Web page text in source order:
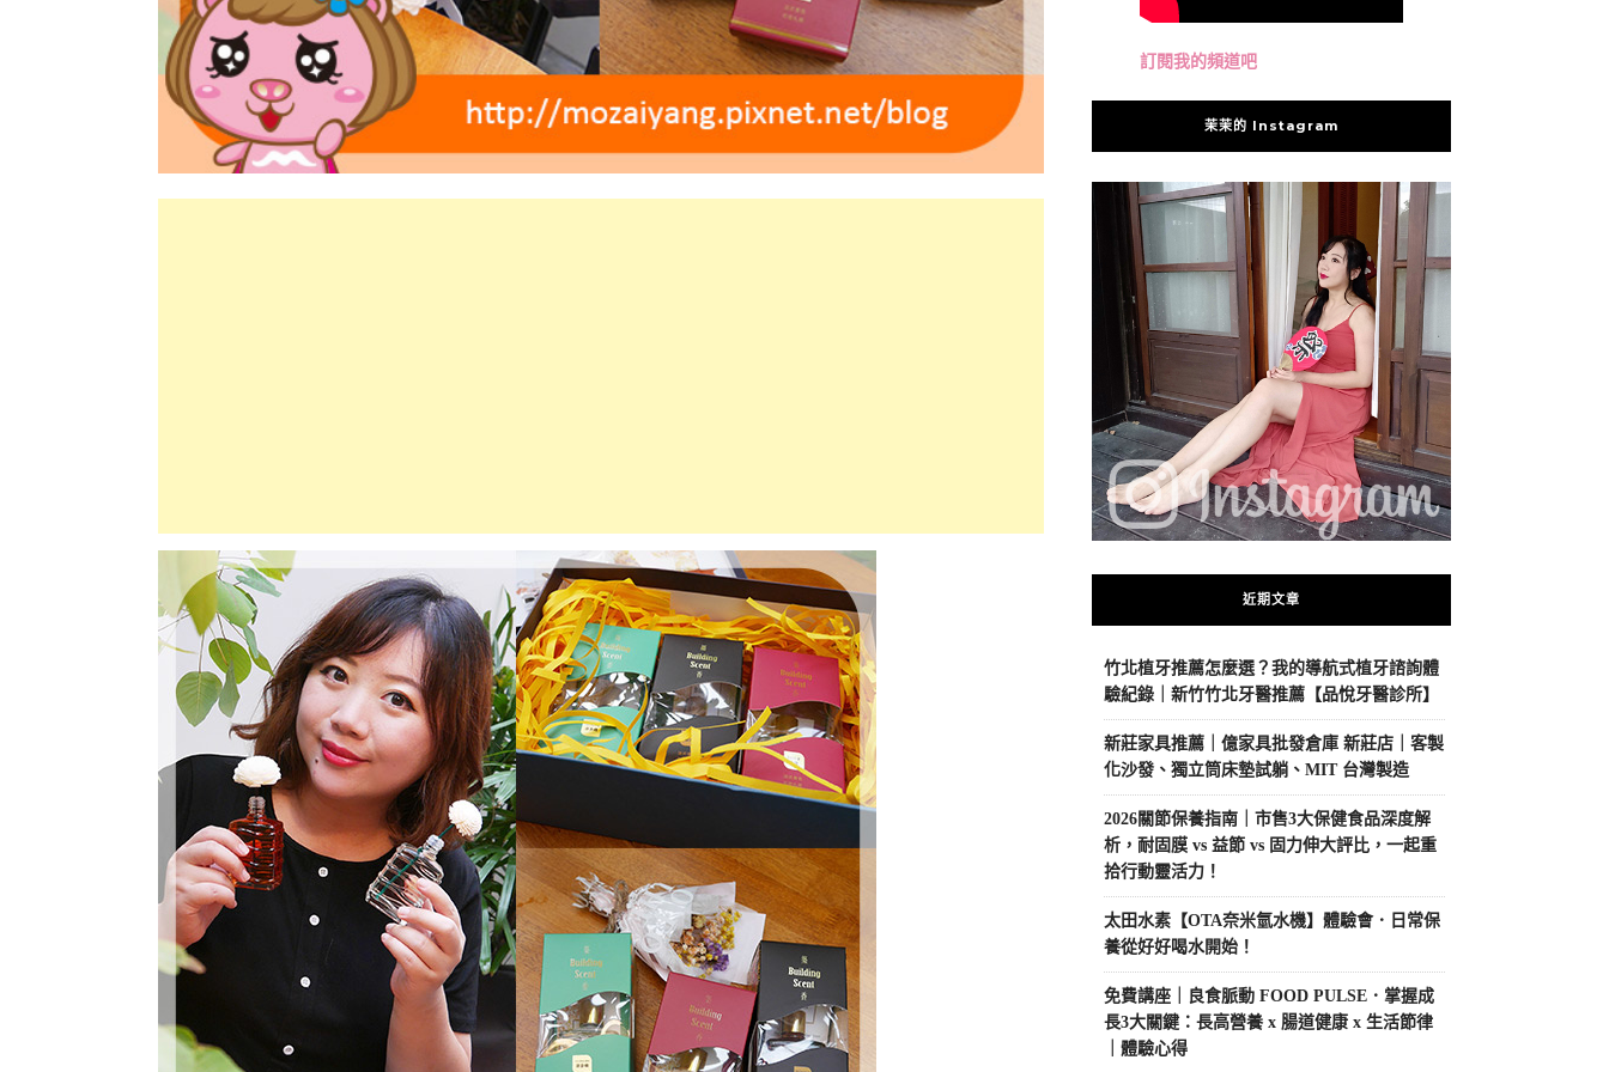
訂閱我的頻道吧
茉茉的 Instagram
近期文章
竹北植牙推薦怎麼選？我的導航式植牙諮詢體
驗紀錄｜新竹竹北牙醫推薦【品悅牙醫診所】
新莊家具推薦｜億家具批發倉庫 新莊店｜客製
化沙發、獨立筒床墊試躺、MIT 台灣製造
2026關節保養指南｜市售3大保健食品深度解
析，耐固膜 vs 益節 vs 固力伸大評比，一起重
拾行動靈活力！
太田水素【OTA奈米氫水機】體驗會．日常保
養從好好喝水開始！
免費講座｜良食脈動 FOOD PULSE．掌握成
長3大關鍵：長高營養 x 腸道健康 x 生活節律
｜體驗心得